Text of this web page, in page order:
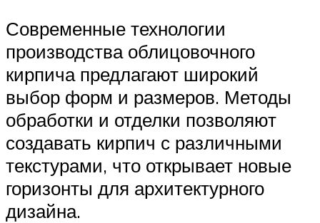
Современные технологии
производства облицовочного
кирпича предлагают широкий
выбор форм и размеров. Методы
обработки и отделки позволяют
создавать кирпич с различными
текстурами, что открывает новые
горизонты для архитектурного
дизайна.